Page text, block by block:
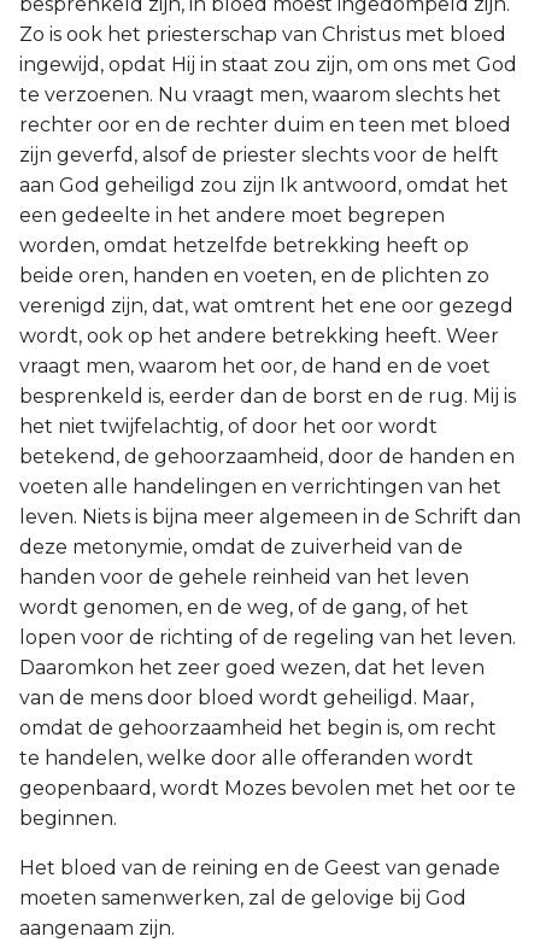
Zo is ook het priesterschap van Christus met bloed
ingewijd, opdat Hij in staat zou zijn, om ons met God
te verzoenen. Nu vraagt men, waarom slechts het
rechter oor en de rechter duim en teen met bloed
zijn geverfd, alsof de priester slechts voor de helft
aan God geheiligd zou zijn Ik antwoord, omdat het
een gedeelte in het andere moet begrepen
worden, omdat hetzelfde betrekking heeft op
beide oren, handen en voeten, en de plichten zo
verenigd zijn, dat, wat omtrent het ene oor gezegd
wordt, ook op het andere betrekking heeft. Weer
vraagt men, waarom het oor, de hand en de voet
besprenkeld is, eerder dan de borst en de rug. Mij is
het niet twijfelachtig, of door het oor wordt
betekend, de gehoorzaamheid, door de handen en
voeten alle handelingen en verrichtingen van het
leven. Niets is bijna meer algemeen in de Schrift dan
deze metonymie, omdat de zuiverheid van de
handen voor de gehele reinheid van het leven
wordt genomen, en de weg, of de gang, of het
lopen voor de richting of de regeling van het leven.
Daaromkon het zeer goed wezen, dat het leven
van de mens door bloed wordt geheiligd. Maar,
omdat de gehoorzaamheid het begin is, om recht
te handelen, welke door alle offeranden wordt
geopenbaard, wordt Mozes bevolen met het oor te
beginnen.
Het bloed van de reining en de Geest van genade
moeten samenwerken, zal de gelovige bij God
aangenaam zijn.